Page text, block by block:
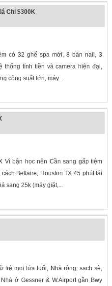
Chỉ $300K
có 32 ghế spa mới, 8 bàn nail, 3
thống tính tiền và camera hiện đại,
công suất lớn, máy...
Vì bận học nên Cần sang gấp tiệm
Bellaire, Houston TX 45 phút lái
sang 25k (máy giặt,...
trẻ mọi lứa tuổi, Nhà rộng, sạch sẽ,
ở Gessner & W.Airport gần Bwy